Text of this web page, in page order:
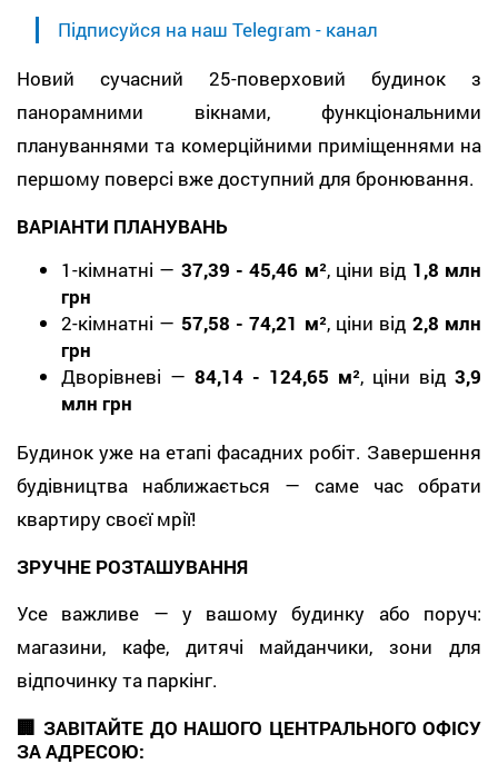
Підписуйся на наш Telegram - канал
Новий сучасний 25-поверховий будинок з
панорамними вікнами, функціональними
плануваннями та комерційними приміщеннями на
першому поверсі вже доступний для бронювання.
ВАРІАНТИ ПЛАНУВАНЬ
1-кімнатні — 37,39 - 45,46 м², ціни від 1,8 млн
грн
2-кімнатні — 57,58 - 74,21 м², ціни від 2,8 млн
грн
Дворівневі — 84,14 - 124,65 м², ціни від 3,9
млн грн
Будинок уже на етапі фасадних робіт. Завершення
будівництва наближається — саме час обрати
квартиру своєї мрії!
ЗРУЧНЕ РОЗТАШУВАННЯ
Усе важливе — у вашому будинку або поруч:
магазини, кафе, дитячі майданчики, зони для
відпочинку та паркінг.
🏢 ЗАВІТАЙТЕ ДО НАШОГО ЦЕНТРАЛЬНОГО ОФІСУ
ЗА АДРЕСОЮ: